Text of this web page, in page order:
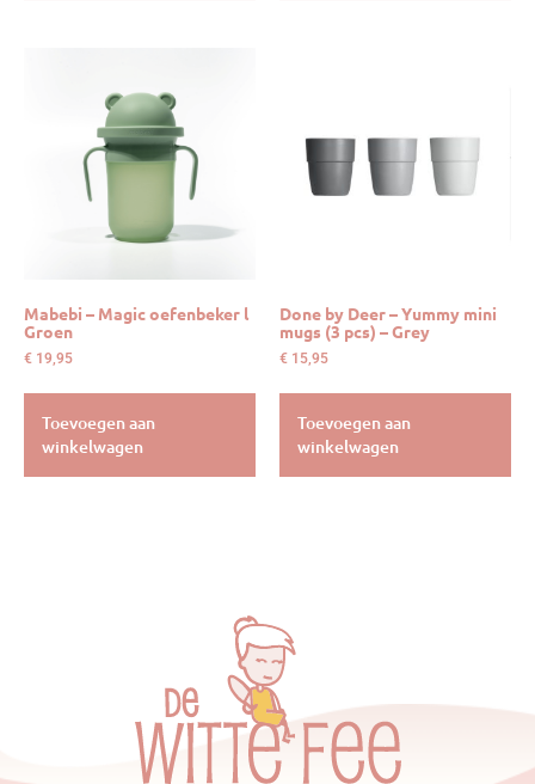
Mabebi – Magic oefenbeker l
Groen
€ 19,95
Toevoegen aan
winkelwagen
Done by Deer – Yummy mini
mugs (3 pcs) – Grey
€ 15,95
Toevoegen aan
winkelwagen